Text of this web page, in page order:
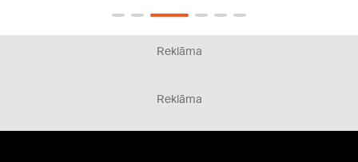
Reklāma
Reklāma